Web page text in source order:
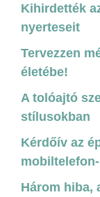
Kihirdették
nyerteseit
Tervezzen
életébe!
A tolóajtó
stílusokban
Kérdőív az
Három hiba,